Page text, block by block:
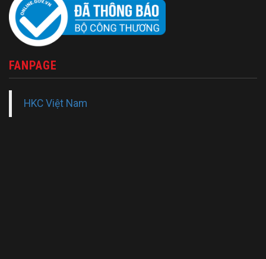
FANPAGE
HKC Việt Nam